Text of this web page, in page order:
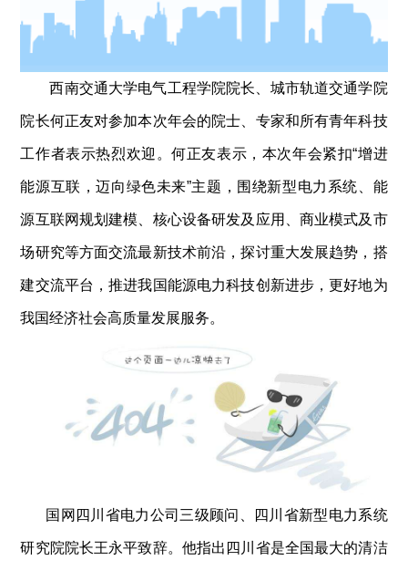
西南交通大学电气工程学院院长、 城市轨道交通学院
院长何正友对参加本次年会的院士、专家和所有青年科技
工作者表示热烈欢迎。何正友表示，本次年会紧扣“增进
能源互联，迈向绿色未来”主题，围绕新型电力系统、能
源互联网规划建模、核心设备研发及应用、商业模式及市
场研究等方面交流最新技术前沿，探讨重大发展趋势，搭
建交流平台，推进我国能源电力科技创新进步，更好地为
我国经济社会高质量发展服务。
国网四川省电力公司三级顾问、四川省新型电力系统
研究院院长王永平致辞。他指出四川省是全国最大的清洁